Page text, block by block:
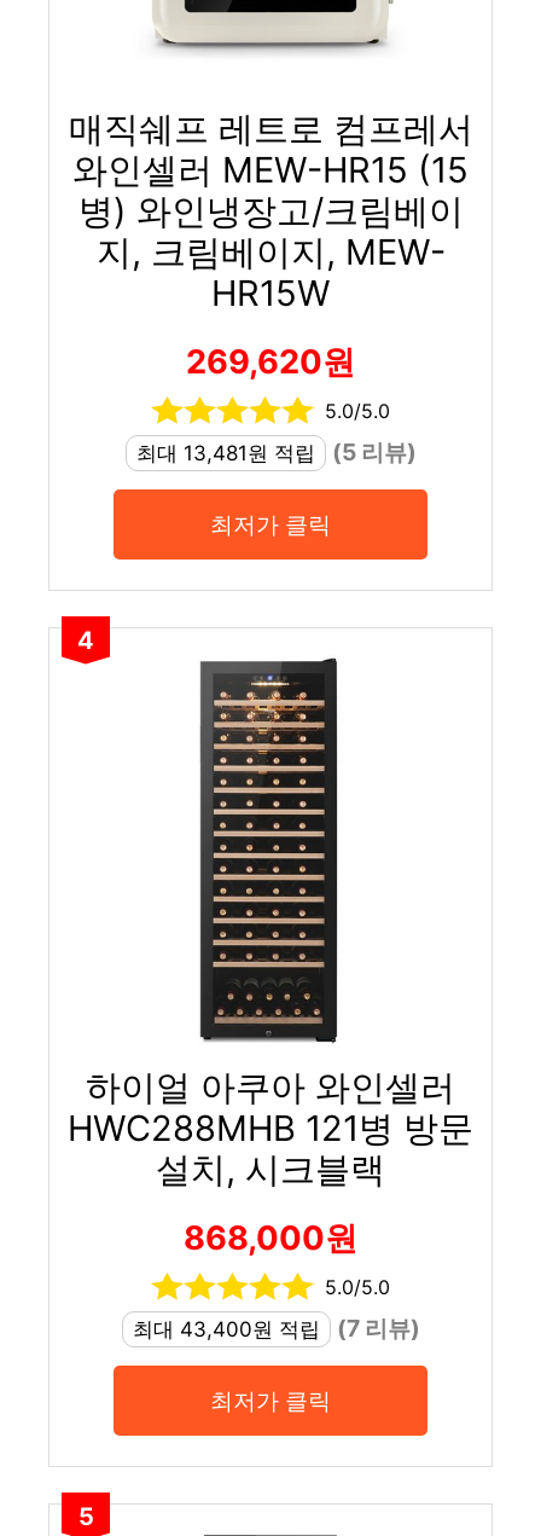
매직쉐프 레트로 컴프레서
와인셀러 MEW-HR15 (15
병) 와인냉장고/크림베이
지, 크림베이지, MEW-
HR15W
269,620원
5.0/5.0
최대 13,481원 적립
(5 리뷰)
최저가 클릭
4
하이얼 아쿠아 와인셀러
HWC288MHB 121병 방문
설치, 시크블랙
868,000원
5.0/5.0
최대 43,400원 적립
(7 리뷰)
최저가 클릭
5